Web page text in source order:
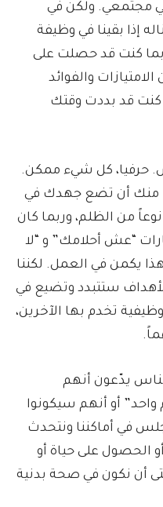
مجتمعي. ولكن في
إذا بقينا في وظيفة
كنت قد حصلت على
والفوائد
كنت قد بددت وقتك
حرفيا، كل شيء ممكن.
منك أن تضع جهدك في
من الظلم، وربما كان
“عش أحلامك” و “لا
يكمن في العمل. لكننا
ستتبدد وتضيع في
تخدم بها الآخرين،
يدّعون أنهم
أو أنهم سيكونوا
في أماكننا ونتحدث
الحصول على حياة أو
أن نكون في صحة بدنية